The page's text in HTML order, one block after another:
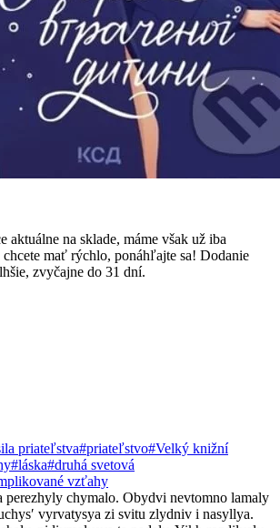
aktuálne na sklade, máme však už iba
mať rýchlo, ponáhľajte sa! Dodanie
zvyčajne do 31 dní.
priateľstva#priateľstvo#Velký knižní
#láska#druhá svetová
vzťahy
perezhyly chymalo. Obydvi nevtomno lamaly
vyrvatysya zi svitu zlydniv i nasyllya.